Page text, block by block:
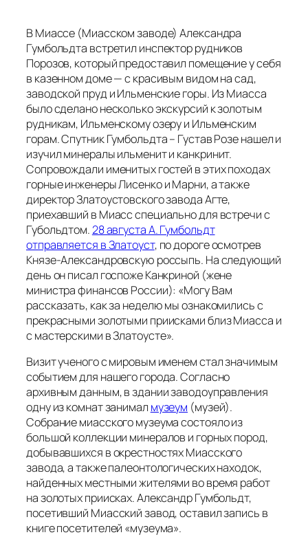
В Миассе (Миасском заводе) Александра
Гумбольдта встретил инспектор рудников
Порозов, который предоставил помещение у себя
в казенном доме — с красивым видом на сад,
заводской пруд и Ильменские горы. Из Миасса
было сделано несколько экскурсий к золотым
рудникам, Ильменскому озеру и Ильменским
горам. Спутник Гумбольдта – Густав Розе нашел и
изучил минералы ильменит и канкринит.
Сопровождали именитых гостей в этих походах
горные инженеры Лисенко и Марни, а также
директор Златоустовского завода Агте,
приехавший в Миасс специально для встречи с
Губольдтом.28 августа А. Гумбольдт
отправляется в Златоуст, по дороге осмотрев
Князе-Александровскую россыпь. На следующий
день он писал госпоже Канкриной (жене
министра финансов России): «Могу Вам
рассказать, как за неделю мы ознакомились с
прекрасными золотыми приисками близ Миасса и
с мастерскими в Златоусте».
Визит ученого с мировым именем стал значимым
событием для нашего города. Согласно
архивным данным, в здании заводоуправления
одну из комнат занимал музеум (музей).
Собрание миасского музеума состояло из
большой коллекции минералов и горных пород,
добывавшихся в окрестностях Миасского
завода, а также палеонтологических находок,
найденных местными жителями во время работ
на золотых приисках. Александр Гумбольдт,
посетивший Миасский завод, оставил запись в
книге посетителей «музеума».